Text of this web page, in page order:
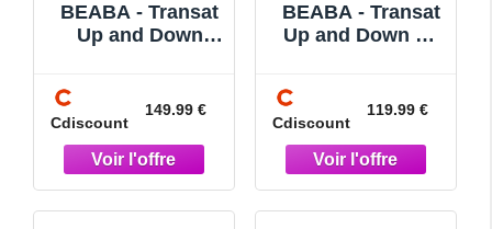
BEABA - Transat
Up and Down
Cdiscount
149.99 €
BEABA - Transat
Up and Down V4
Cdiscount
119.99 €